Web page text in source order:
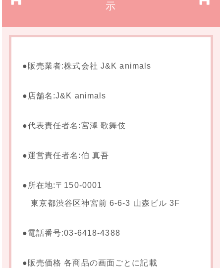
示
●販売業者:株式会社 J&K animals
●店舗名:J&K animals
●代表責任者名:宮澤 歌舞伎
●運営責任者名:伯 真吾
●所在地:〒150-0001
東京都渋谷区神宮前 6-6-3 山森ビル 3F
●電話番号:03-6418-4388
●販売価格 各商品の画面ごとに記載